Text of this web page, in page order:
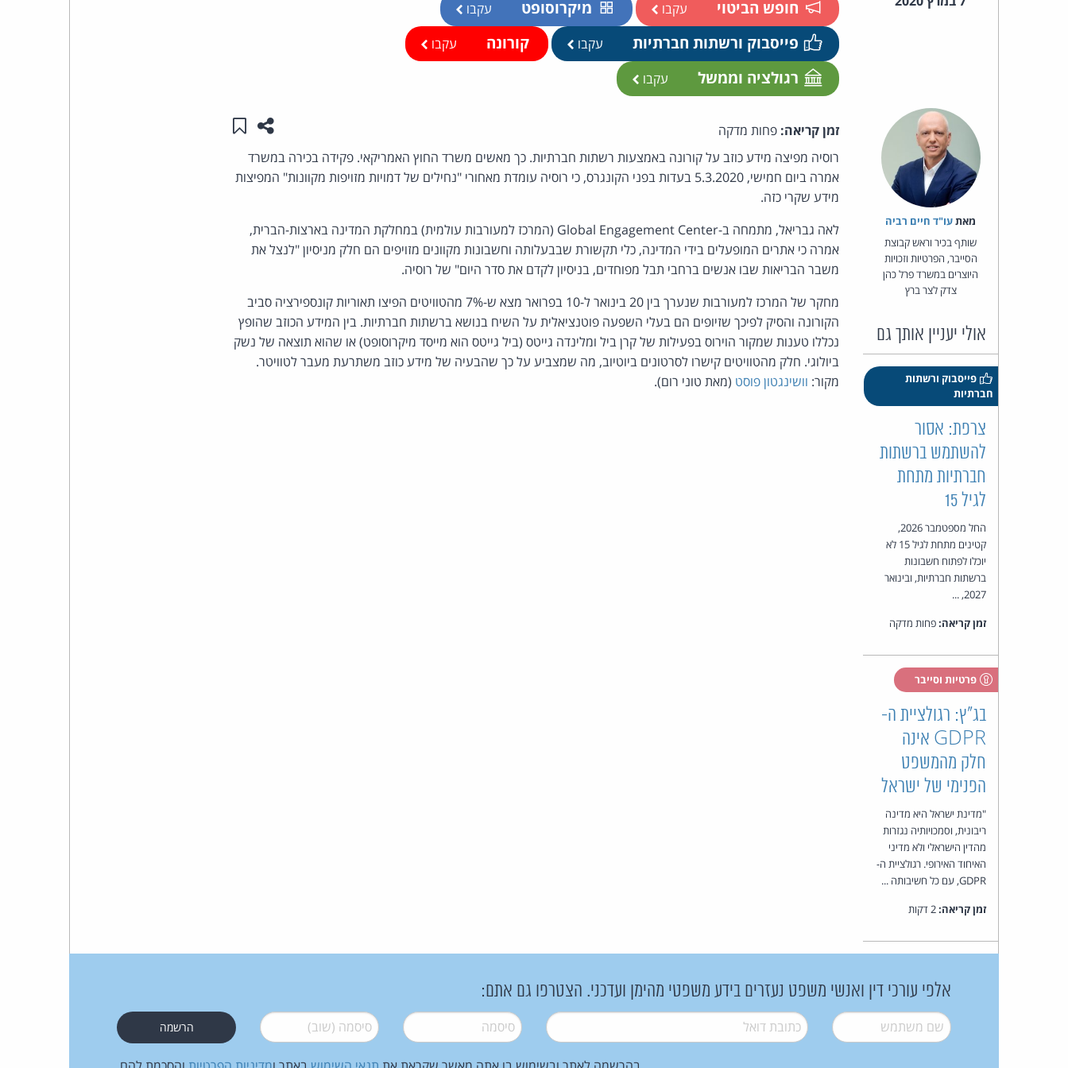
חופש הביטוי עקבו מיקרוסופט עקבו
פייסבוק ורשתות חברתיות עקבו קורונה עקבו
רגולציה וממשל עקבו
מאת‏עו"ד חיים רביה
שותף בכיר וראש קבוצת
הסייבר, הפרטיות וזכויות
היוצרים במשרד פרל כהן
צדק לצר ברץ
אולי יעניין אותך גם
פייסבוק ורשתות
חברתיות
צרפת: אסור
להשתמש ברשתות
חברתיות מתחת
לגיל 15
החל מספטמבר 2026,
קטינים מתחת לגיל 15 לא
יוכלו לפתוח חשבונות
ברשתות חברתיות, ובינואר
2027, ...
זמן קריאה:פחות מדקה
פרטיות וסייבר
בג"ץ: רגולציית ה-
GDPR אינה
חלק מהמשפט
הפנימי של ישראל
"מדינת ישראל היא מדינה
ריבונית, וסמכויותיה נגזרות
מהדין הישראלי ולא מדיני
האיחוד האירופי. רגולציית ה-
GDPR, עם כל חשיבותה ...
זמן קריאה:
זמן קריאה: פחות מדקה שתפו עמוד זה
שמור ב"תכנים שלי"
רוסיה מפיצה מידע כוזב על קורונה באמצעות רשתות חברתיות. כך מאשים משרד החוץ האמריקאי. פקידה בכירה במשרד
אמרה ביום חמישי, 5.3.2020 בעדות בפני הקונגרס, כי רוסיה עומדת מאחורי "נחילים של דמויות מזויפות מקוונות" המפיצות
מידע שקרי כזה.
לאה גבריאל, מתמחה ב-Global Engagement Center (המרכז למעורבות עולמית) במחלקת המדינה בארצות-הברית,
אמרה כי אתרים המופעלים בידי המדינה, כלי תקשורת שבבעלותה וחשבונות מקוונים מזויפים הם חלק מניסיון "לנצל את
משבר הבריאות שבו אנשים ברחבי תבל מפוחדים, בניסיון לקדם את סדר היום" של רוסיה.
מחקר של המרכז למעורבות שנערך בין 20 בינואר ל-10 בפרואר מצא ש-7% מהטוויטים הפיצו תאוריות קונספירציה סביב
הקורונה והסיק לפיכך שזיופים הם בעלי השפעה פוטנציאלית על השיח בנושא ברשתות חברתיות. בין המידע הכוזב שהופץ
נכללו טענות שמקור הוירוס בפעילות של קרן ביל ומלינדה גייטס (ביל גייטס הוא מייסד מיקרוסופט) או שהוא תוצאה של נשק
ביולוגי. חלק מהטוויטים קישרו לסרטונים ביוטיוב, מה שמצביע על כך שהבעיה של מידע כוזב משתרעת מעבר לטוויטר.
מקור: וושינגטון פוסט (מאת טוני רום).
אלפי עורכי דין ואנשי משפט נעזרים בידע משפטי מהימן ועדכני. הצטרפו גם אתם:
שם משתמש* דואל* סיסמה* סיסמה (שוב)*